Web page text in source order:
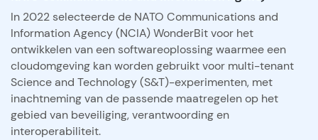
In 2022 selecteerde de NATO Communications and
Information Agency (NCIA) WonderBit voor het
ontwikkelen van een softwareoplossing waarmee een
cloudomgeving kan worden gebruikt voor multi-tenant
Science and Technology (S&T)-experimenten, met
inachtneming van de passende maatregelen op het
gebied van beveiliging, verantwoording en
interoperabiliteit.